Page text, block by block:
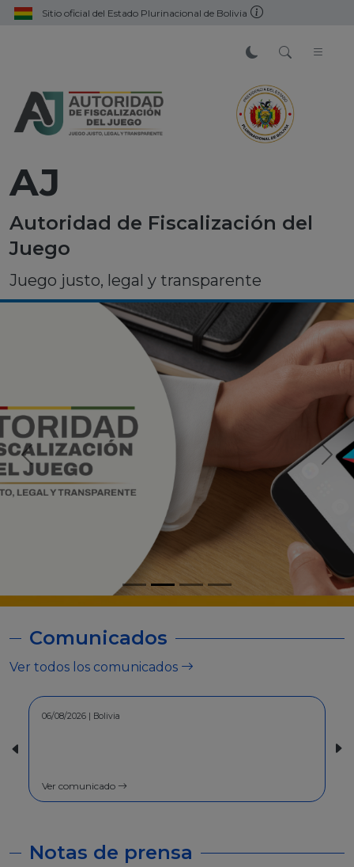
Sitio oficial del Estado Plurinacional de Bolivia
AJ
Autoridad de Fiscalización del
Juego
Juego justo, legal y transparente
Comunicados
Ver todos los comunicados
30/07/2026 | Bolivia
Ver comunicado
Notas de prensa